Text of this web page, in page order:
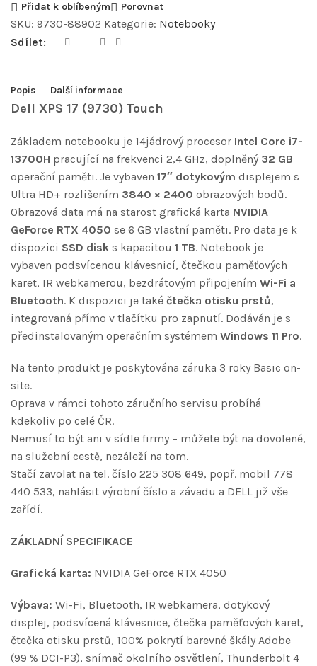
Přidat k oblíbeným Porovnat
SKU: 9730-88902 Kategorie: Notebooky
Sdílet:
Popis Další informace
Dell XPS 17 (9730) Touch
Základem notebooku je 14jádrový procesor Intel Core i7-
13700H pracující na frekvenci 2,4 GHz, doplněný 32 GB
operační paměti. Je vybaven 17″ dotykovým displejem s
Ultra HD+ rozlišením 3840 × 2400 obrazových bodů.
Obrazová data má na starost grafická karta NVIDIA
GeForce RTX 4050 se 6 GB vlastní paměti. Pro data je k
dispozici SSD disk s kapacitou 1 TB. Notebook je
vybaven podsvícenou klávesnicí, čtečkou paměťových
karet, IR webkamerou, bezdrátovým připojením Wi-Fi a
Bluetooth. K dispozici je také čtečka otisku prstů,
integrovaná přímo v tlačítku pro zapnutí. Dodáván je s
předinstalovaným operačním systémem Windows 11 Pro.
Na tento produkt je poskytována záruka 3 roky Basic on-
site.
Oprava v rámci tohoto záručního servisu probíhá
kdekoliv po celé ČR.
Nemusí to být ani v sídle firmy – můžete být na dovolené,
na služební cestě, nezáleží na tom.
Stačí zavolat na tel. číslo 225 308 649, popř. mobil 778
440 533, nahlásit výrobní číslo a závadu a DELL již vše
zařídí.
ZÁKLADNÍ SPECIFIKACE
Grafická karta: NVIDIA GeForce RTX 4050
Výbava: Wi-Fi, Bluetooth, IR webkamera, dotykový
displej, podsvícená klávesnice, čtečka paměťových karet,
čtečka otisku prstů, 100% pokrytí barevné škály Adobe
(99 % DCI-P3), snímač okolního osvětlení, Thunderbolt 4